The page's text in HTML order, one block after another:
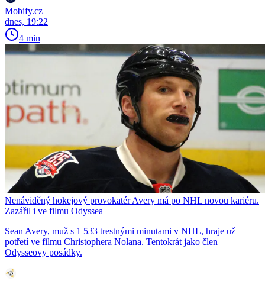
Mobify.cz
dnes, 19:22
4 min
Nenáviděný hokejový provokatér Avery má po NHL novou kariéru.
Zazářil i ve filmu Odyssea
Sean Avery, muž s 1 533 trestnými minutami v NHL, hraje už
potřetí ve filmu Christophera Nolana. Tentokrát jako člen
Odysseovy posádky.